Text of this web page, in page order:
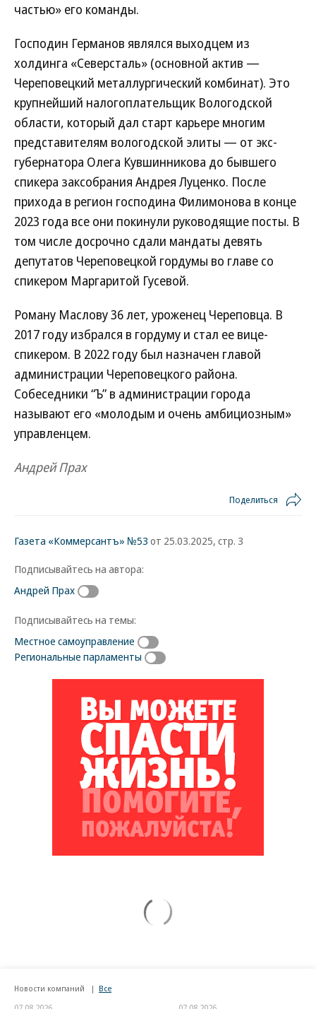
частью» его команды.
Господин Германов являлся выходцем из
холдинга «Северсталь» (основной актив —
Череповецкий металлургический комбинат). Это
крупнейший налогоплательщик Вологодской
области, который дал старт карьере многим
представителям вологодской элиты — от экс-
губернатора Олега Кувшинникова до бывшего
спикера заксобрания Андрея Луценко. После
прихода в регион господина Филимонова в конце
2023 года все они покинули руководящие посты. В
том числе досрочно сдали мандаты девять
депутатов Череповецкой гордумы во главе со
спикером Маргаритой Гусевой.
Роману Маслову 36 лет, уроженец Череповца. В
2017 году избрался в гордуму и стал ее вице-
спикером. В 2022 году был назначен главой
администрации Череповецкого района.
Собеседники “Ъ” в администрации города
называют его «молодым и очень амбициозным»
управленцем.
Андрей Прах
Поделиться
Газета «Коммерсантъ» №53 от 25.03.2025, стр. 3
Подписывайтесь на автора:
Андрей Прах
Подписывайтесь на темы:
Местное самоуправление
Региональные парламенты
Новости компаний Все